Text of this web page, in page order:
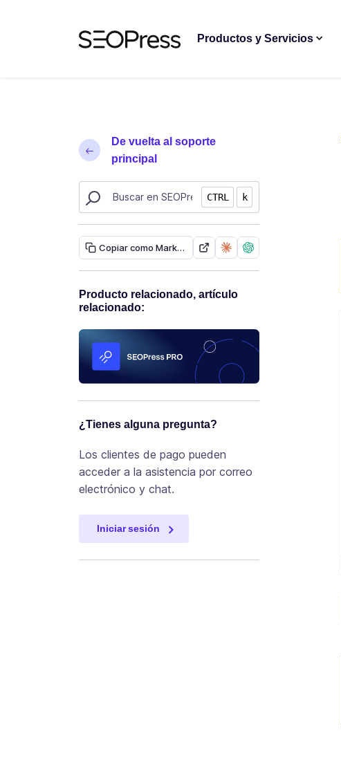
Productos y Servicios
De vuelta al soporte
principal
Buscar recursos de SEOPress
CTRL k
Copiar como Markdown
Producto relacionado, artículo
relacionado:
¿Tienes alguna pregunta?
Los clientes de pago pueden
acceder a la asistencia por correo
electrónico y chat.
Iniciar sesión